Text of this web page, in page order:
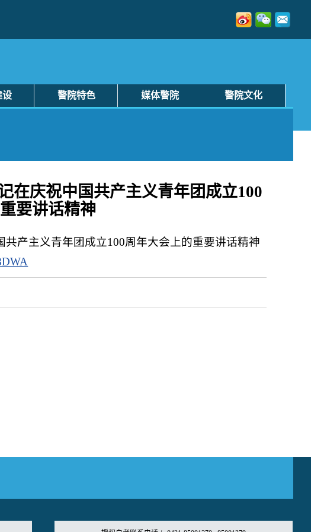
设 警院特色 媒体警院 警院文化
在庆祝中国共产主义青年团成立100
要讲话精神
产主义青年团成立100周年大会上的重要讲话精神